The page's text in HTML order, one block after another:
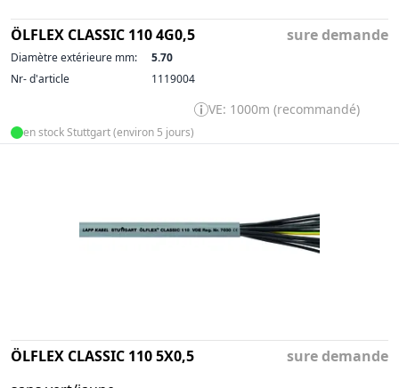
ÖLFLEX CLASSIC 110 4G0,5 sure demande
Diamètre extérieure mm:
5.70
Nr- d'article
1119004
VE: 1000m (recommandé)
en stock Stuttgart (environ 5 jours)
ÖLFLEX CLASSIC 110 5X0,5
sure demande